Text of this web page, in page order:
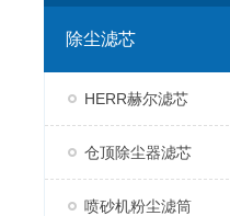
除尘滤芯
HERR赫尔滤芯
仓顶除尘器滤芯
喷砂机粉尘滤筒